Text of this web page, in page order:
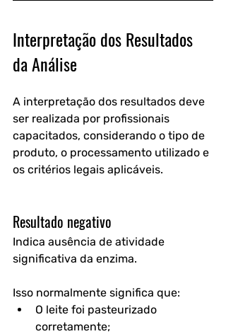
Interpretação dos Resultados
da Análise
A interpretação dos resultados deve
ser realizada por profissionais
capacitados, considerando o tipo de
produto, o processamento utilizado e
os critérios legais aplicáveis.
Resultado negativo
Indica ausência de atividade
significativa da enzima.
Isso normalmente significa que:
O leite foi pasteurizado
corretamente;